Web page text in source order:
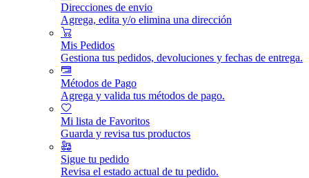
Direcciones de envio
Agrega, edita y/o elimina una dirección
Mis Pedidos
Gestiona tus pedidos, devoluciones y fechas de entrega.
Métodos de Pago
Agrega y valida tus métodos de pago.
Mi lista de Favoritos
Guarda y revisa tus productos
Sigue tu pedido
Revisa el estado actual de tu pedido.